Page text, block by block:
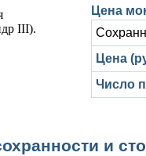
Цена
Цена
Число
и